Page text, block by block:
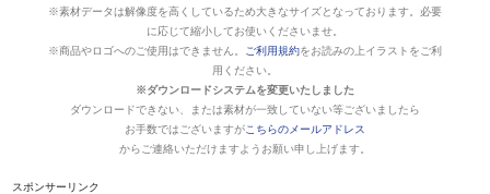
※素材データは解像度を高くしているため大きなサイズとなっております。必要
に応じて縮小してお使いくださいませ。
※商品やロゴへのご使用はできません。
ご利用規約をお読みの上イラストをご利
用ください。
※ダウンロードシステムを変更いたしました
ダウンロードできない、または素材が一致していない等ございましたら
お手数ではございますがこちらのメールアドレス
からご連絡いただけますようお願い申し上げます。
スポンサーリンク